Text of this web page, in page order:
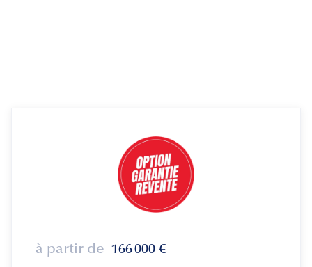
à partir de 166 000 €